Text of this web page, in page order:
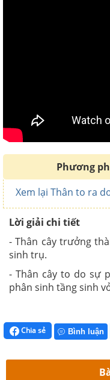
Phương
Xem lại Thân to ra
Lời giải chi tiết
- Thân cây trưởng
sinh trụ.
- Thân cây to do sự
phân sinh tầng sinh
Chia sẻ Bình luận